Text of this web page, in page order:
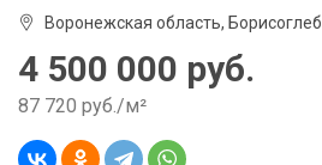
Воронежская область,
4 500 000 руб.
87 720 руб./м²